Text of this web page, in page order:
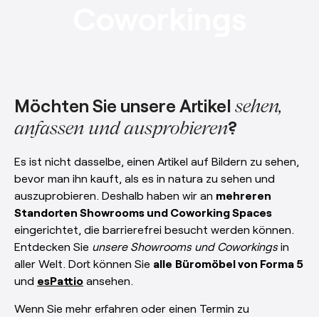
EN ES FR DE
Möchten Sie unsere Artikel sehen,
anfassen und ausprobieren?
Es ist nicht dasselbe, einen Artikel auf Bildern zu sehen,
bevor man ihn kauft, als es in natura zu sehen und
auszuprobieren. Deshalb haben wir an mehreren
Standorten Showrooms und Coworking Spaces
eingerichtet, die barrierefrei besucht werden können.
Entdecken Sie unsere Showrooms und Coworkingsin
aller Welt. Dort können Sie alle Büromöbel von Forma 5
und esPattio ansehen.
Wenn Sie mehr erfahren oder einen Termin zu